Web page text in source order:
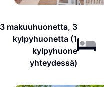
3 makuuhuonetta, 3
kylpyhuonetta (1
kylpyhuone
yhteydessä)